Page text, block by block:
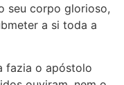
seu corpo glorioso,
a si toda a
fazia o apóstolo